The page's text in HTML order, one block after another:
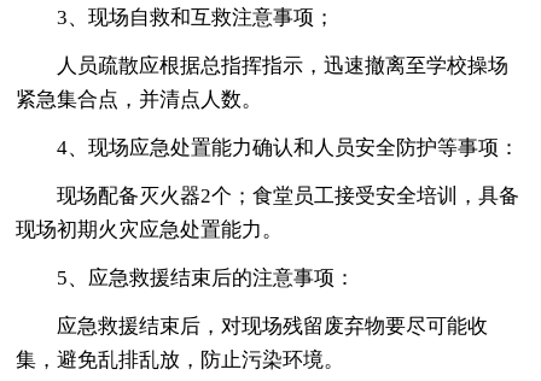
3、现场自救和互救注意事项；
人员疏散应根据总指挥指示，迅速撤离至学校操场
紧急集合点，并清点人数。
4、现场应急处置能力确认和人员安全防护等事项：
现场配备灭火器2个；食堂员工接受安全培训，具备
现场初期火灾应急处置能力。
5、应急救援结束后的注意事项：
应急救援结束后，对现场残留废弃物要尽可能收
集，避免乱排乱放，防止污染环境。